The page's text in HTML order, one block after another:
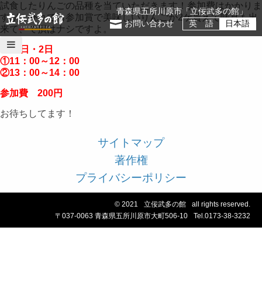
青森県五所川原市「立佞武多の館」
お問い合わせ
英 語 日本語
試食したりんごの品種を当ていただきます！参加費はかかりま
すが、外れても参加賞で美味しいりんごが2ケ貰えて味見も出
来て、で損はナシですよ。
1月1日・2日
①11：00～12：00
②13：00～14：00
参加費 200円
お待ちしてます！
サイトマップ
著作権
プライバシーポリシー
© 2021 立佞武多の館
all rights reserved.
〒037-0063 青森県五所川原市大町506-10
Tel.0173-38-3232